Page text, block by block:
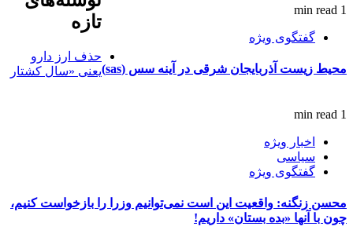
1 min read
گفتگوی ویژه
محیط زیست آذربایجان شرقی در آینه سس (sas)
1 min read
اخبار ویژه
سیاسی
گفتگوی ویژه
محسن زنگنه: واقعیت این است نمی‌توانیم وزرا را بازخواست کنیم،
چون با آنها «بده بستان» داریم!
تازه
حذف ارز دارو
یعنی «سال کشتار